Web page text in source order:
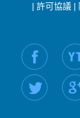
| 許可協議|
社交媒體信息：